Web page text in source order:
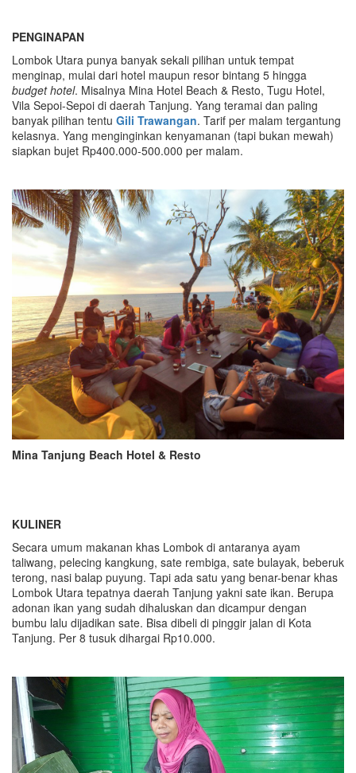
PENGINAPAN
Lombok Utara punya banyak sekali pilihan untuk tempat
menginap, mulai dari hotel maupun resor bintang 5 hingga
budget hotel. Misalnya Mina Hotel Beach & Resto, Tugu Hotel,
Vila Sepoi-Sepoi di daerah Tanjung. Yang teramai dan paling
banyak pilihan tentu Gili Trawangan. Tarif per malam tergantung
kelasnya. Yang menginginkan kenyamanan (tapi bukan mewah)
siapkan bujet Rp400.000-500.000 per malam.
Mina Tanjung Beach Hotel & Resto
KULINER
Secara umum makanan khas Lombok di antaranya ayam
taliwang, pelecing kangkung, sate rembiga, sate bulayak, beberuk
terong, nasi balap puyung. Tapi ada satu yang benar-benar khas
Lombok Utara tepatnya daerah Tanjung yakni sate ikan. Berupa
adonan ikan yang sudah dihaluskan dan dicampur dengan
bumbu lalu dijadikan sate. Bisa dibeli di pinggir jalan di Kota
Tanjung. Per 8 tusuk dihargai Rp10.000.